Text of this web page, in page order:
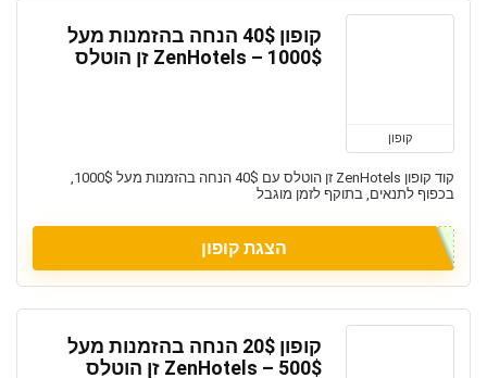
קופון
קופון 40$ הנחה בהזמנות מעל
1000$ – ZenHotels זן הוטלס
קוד קופון ZenHotels זן הוטלס עם 40$ הנחה בהזמנות מעל 1000$,
בכפוף לתנאים, בתוקף לזמן מוגבל
הצגת קופון
קופון 20$ הנחה בהזמנות מעל
500$ – ZenHotels זן הוטלס